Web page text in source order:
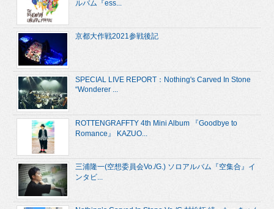
ルバム『ess...
京都大作戦2021参戦後記
SPECIAL LIVE REPORT：Nothing's Carved In Stone
“Wonderer ...
ROTTENGRAFFTY 4th Mini Album 『Goodbye to
Romance』 KAZUO...
三浦隆一(空想委員会Vo./G.) ソロアルバム『空集合』イ
ンタビ...